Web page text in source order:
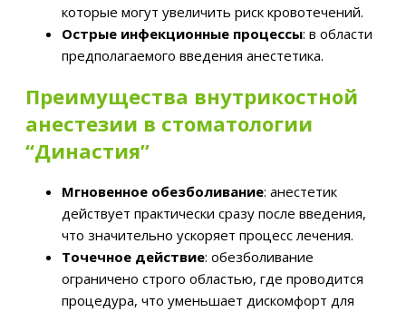
которые могут увеличить риск кровотечений.
Острые инфекционные процессы: в области
предполагаемого введения анестетика.
Преимущества внутрикостной
анестезии в стоматологии
“Династия”
Мгновенное обезболивание: анестетик
действует практически сразу после введения,
что значительно ускоряет процесс лечения.
Точечное действие: обезболивание
ограничено строго областью, где проводится
процедура, что уменьшает дискомфорт для